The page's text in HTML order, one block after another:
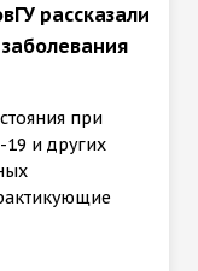
рассказали
при
и других